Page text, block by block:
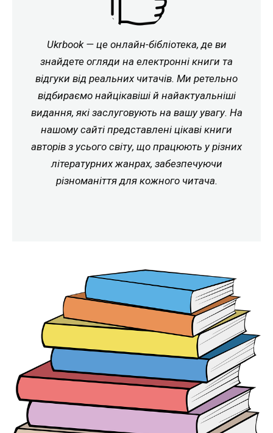
Ukrbook — це онлайн-бібліотека, де ви
знайдете огляди на електронні книги та
відгуки від реальних читачів. Ми ретельно
відбираємо найцікавіші й найактуальніші
видання, які заслуговують на вашу увагу. На
нашому сайті представлені цікаві книги
авторів з усього світу, що працюють у різних
літературних жанрах, забезпечуючи
різноманіття для кожного читача.